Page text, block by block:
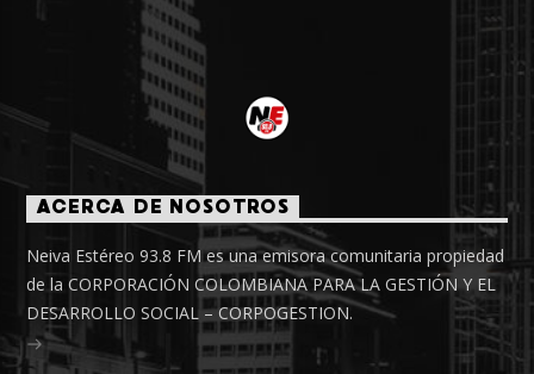
ACERCA DE NOSOTROS
Neiva Estéreo 93.8 FM es una emisora comunitaria propiedad
de la CORPORACIÓN COLOMBIANA PARA LA GESTIÓN Y EL
DESARROLLO SOCIAL – CORPOGESTION.